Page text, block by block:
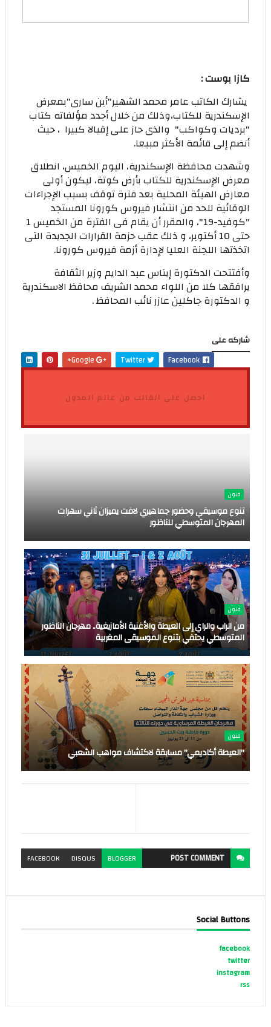
كازا بوست :
يشارك الكاتب عامر محمد الشهير"أبن سارى"بمعرض
الإسكندرية للكتاب،وذلك من خلال أجدد مؤلفاته كتاب
"برديات وكواكب" والذى حاز على إقبالا كبيرا ، حيث
أنضم إلى قائمة الأكثر مبيعا.
وشهدت محافظة الإسكندرية، اليوم الخميس، انطلاق
معرض الإسكندرية للكتاب بأرض كوتة، ليكون أولى
معارض الهيئة المحلية بعد فترة توقف بسبب الإجراءات
الوقائية للحد من انتشار فيروس كورونا المستجد
"كوفيد-19"، والمقرر أن يقام فى الفترة من الخميس 1
حتى 10 أكتوبر، و ذلك عقب حزمة القرارات الجديدة التى
اتخذتها اللجنة العليا لإدارة أزمة فيروس كورونا.
وأفتتحت الدكتورة إيناس عبد الدايم وزير الثقافة
يرافقها كلا من اللواء محمد الشريف محافظ الاسكندرية
و الدكتورة جاكلين عازر نائب المحافظ .
شاركه على
Facebook
Twitter
احصل على القالب من عالم المدون
فنون
تنوع موسيقي وحضور جماهيري لافت يميزان ثاني سهرات
المهرجان المتوسطي للناظور
فنون
من الراب والراي إلى العيطة والأغنية الأمازيغية.. مهرجان الناظور
المتوسطي يحتفي بتنوع الموسيقى المغربية
فنون
"العيطة أكاديمي" مسابقة لاكتشاف مواهب الشعبي
POSTCOMMENT
BLOGGER
DISQUS
FACEBOOK
Social Buttons
facebook
twitter
instagram
rss